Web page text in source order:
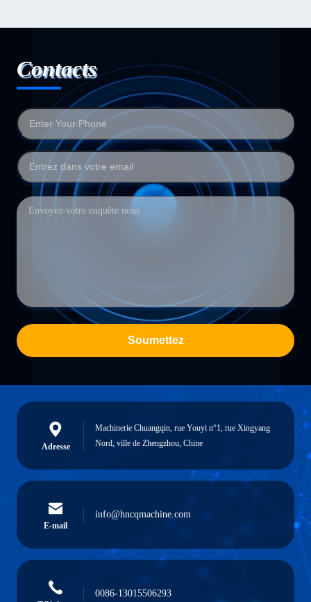
Contacts
Soumettez
Adresse
Machinerie Chuangqin, rue Youyi n°1, rue Xingyang
Nord, ville de Zhengzhou, Chine
E-mail
info@hncqmachine.com
0086-13015506293